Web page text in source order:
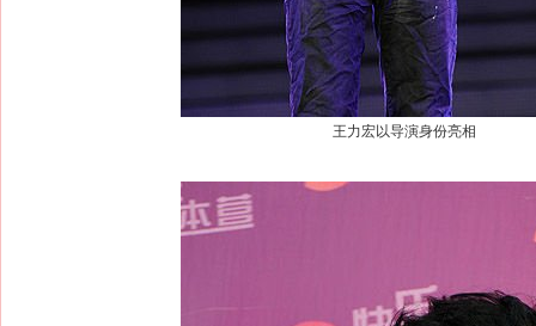
王力宏以导演身份亮相